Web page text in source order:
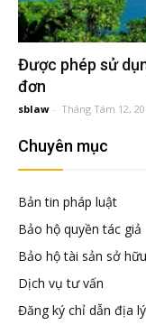
đầu
Đại
diện
Được phép sử
đơn
sblaw - Tháng Tám 12,
Chuyên mục
Bản tin pháp luật
Bảo hộ quyền tác giả
Bảo hộ tài sản sở
Dịch vụ tư vấn
Đăng ký chỉ dẫn địa lý